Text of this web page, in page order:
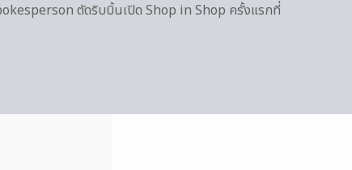
ตัดริบบิ้นเปิด Shop in Shop ครั้งแรกที่